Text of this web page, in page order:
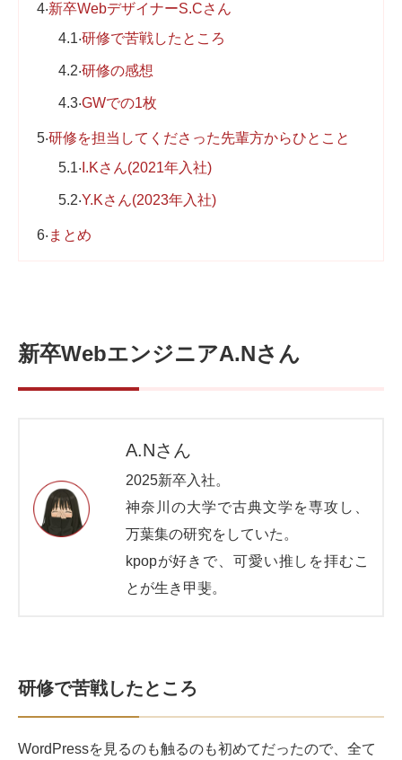
4新卒WebデザイナーS.Cさん
4.1研修で苦戦したところ
4.2研修の感想
4.3GWでの1枚
5研修を担当してくださった先輩方からひとこと
5.1I.Kさん(2021年入社)
5.2Y.Kさん(2023年入社)
6まとめ
新卒WebエンジニアA.Nさん
A.Nさん
2025新卒入社。
神奈川の大学で古典文学を専攻し、
万葉集の研究をしていた。
kpopが好きで、可愛い推しを拝むこ
とが生き甲斐。
研修で苦戦したところ
WordPressを見るのも触るのも初めてだったので、全て